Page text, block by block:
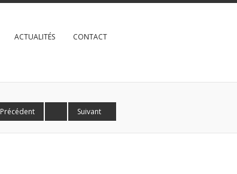
ACTUALITÉS CONTACT
Précédent Suivant